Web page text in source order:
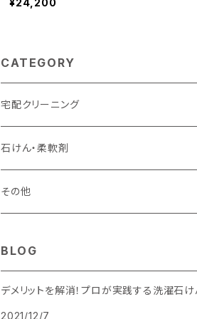
¥24,200
CATEGORY
宅配クリーニング
衣服のクリーニング
通常納期（※出来上がり次第発送）
布団のクリーニング
石けん・柔軟剤
石けん
その他
BLOG
デメリットを解消！プロが実践する洗濯石
2021/12/7